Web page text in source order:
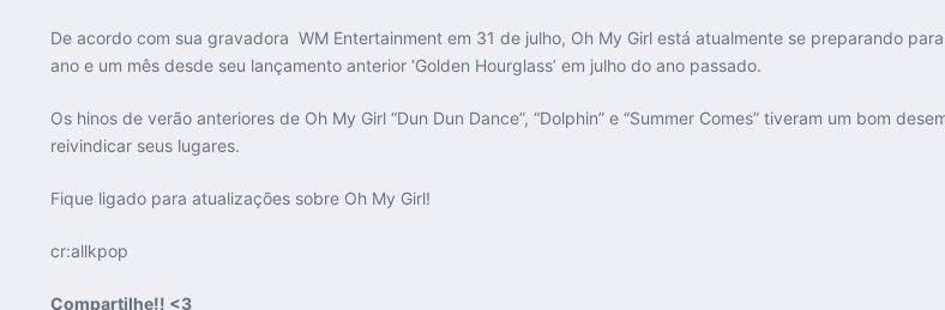
De acordo com sua gravadora WM Entertainment em 31 de julho, Oh My Girl está atualmente se preparando
ano e um mês desde seu lançamento anterior ‘Golden Hourglass’ em julho do ano passado.
Os hinos de verão anteriores de Oh My Girl “Dun Dun Dance”, “Dolphin” e “Summer Comes” tiveram um bom
reivindicar seus lugares.
Fique ligado para atualizações sobre Oh My Girl!
cr:allkpop
Compartilhe!! <3